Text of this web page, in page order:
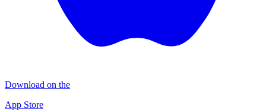
Download on the
App Store